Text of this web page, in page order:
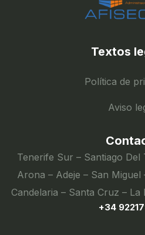
Textos
Política de
Aviso
Tenerife Sur – Santiago Del
Arona – Adeje – San Miguel
Candelaria – Santa Cruz –
+34